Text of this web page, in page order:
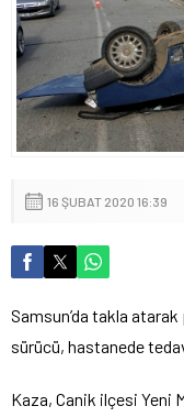
16 ŞUBAT 2020 16:39
Samsun’da takla
sürücü, hastanede
Kaza, Canik ilçesi Yeni